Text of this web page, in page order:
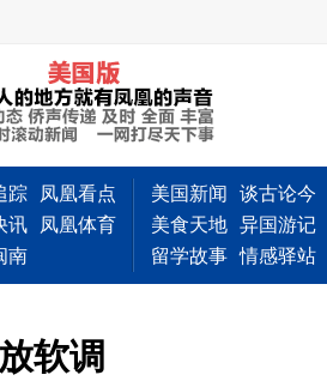
踪
凤凰看点
讯
凤凰体育
南
美国新闻 谈古论今
美食天地 异国游记
留学故事 情感驿站
软调